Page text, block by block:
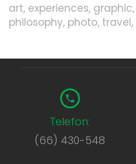
art experiences graphic
philosophy photo travel
Telefon:
(66) 430-548